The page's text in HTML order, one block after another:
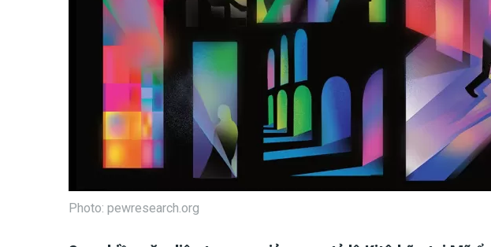
Photo: pewresearch.org